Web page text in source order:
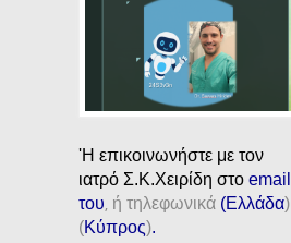
'H επικοινωνήστε με τον
ιατρό Σ.Κ.Χειρίδη στο email
του ή τηλεφωνικά (Ελλάδα)
(Κύπρος).